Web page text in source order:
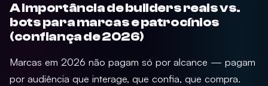
A importância de builders reais vs.
bots para marcas e patrocínios
(confiança de 2026)
Marcas em 2026 não pagam só por alcance — pagam
por audiência que interage, que confia, que compra.